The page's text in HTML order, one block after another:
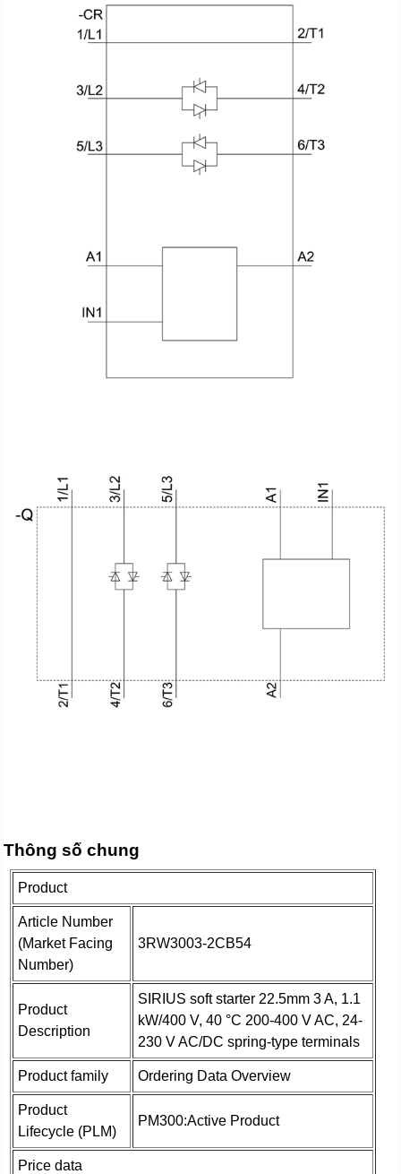
Thông số chung
Product
Article Number
(Market Facing
Number)
3RW3003-2CB54
Product
Description
SIRIUS soft starter 22.5mm 3 A, 1.1
kW/400 V, 40 °C 200-400 V AC, 24-
230 V AC/DC spring-type terminals
Product family Ordering Data Overview
Product
Lifecycle (PLM)
PM300:Active Product
Price data